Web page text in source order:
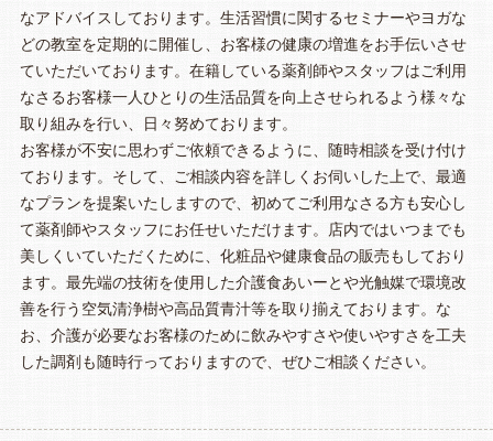
なアドバイスしております。生活習慣に関するセミナーやヨガな
どの教室を定期的に開催し、お客様の健康の増進をお手伝いさせ
ていただいております。在籍している薬剤師やスタッフはご利用
なさるお客様一人ひとりの生活品質を向上させられるよう様々な
取り組みを行い、日々努めております。
お客様が不安に思わずご依頼できるように、随時相談を受け付け
ております。そして、ご相談内容を詳しくお伺いした上で、最適
なプランを提案いたしますので、初めてご利用なさる方も安心し
て薬剤師やスタッフにお任せいただけます。店内ではいつまでも
美しくいていただくために、化粧品や健康食品の販売もしており
ます。最先端の技術を使用した介護食あいーとや光触媒で環境改
善を行う空気清浄樹や高品質青汁等を取り揃えております。な
お、介護が必要なお客様のために飲みやすさや使いやすさを工夫
した調剤も随時行っておりますので、ぜひご相談ください。